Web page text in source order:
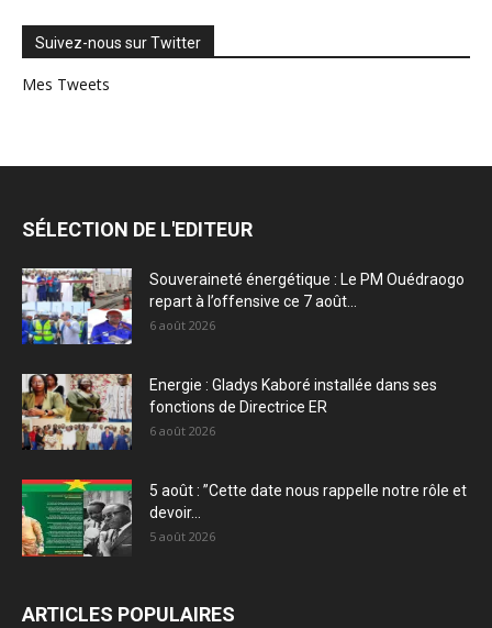
Suivez-nous sur Twitter
Mes Tweets
SÉLECTION DE L'EDITEUR
Souveraineté énergétique : Le PM Ouédraogo
repart à l’offensive ce 7 août...
6 août 2026
Energie : Gladys Kaboré installée dans ses
fonctions de Directrice ER
6 août 2026
5 août : ”Cette date nous rappelle notre rôle et
devoir...
5 août 2026
ARTICLES POPULAIRES